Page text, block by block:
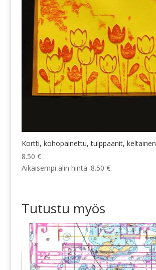
Kortti, kohopainettu, tulppaanit, keltainen
8.50 €
Aikaisempi alin hinta: 8.50 €.
Tutustu myös